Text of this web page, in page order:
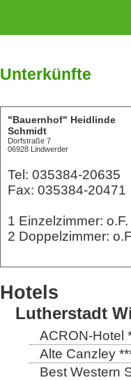
Unterkünfte
"Bauernhof" Heidlinde
Schmidt
Dorfstraße 7
06928 Lindwerder
Tel: 035384-20635
Fax: 035384-20471
1 Einzelzimmer:
2 Doppelzimmer:
Hotels
Lutherstadt
ACRON-Hotel
Alte Canzley
Best Western